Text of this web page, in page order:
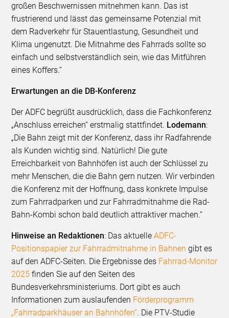
großen Beschwernissen mitnehmen kann. Das ist
frustrierend und lässt das gemeinsame Potenzial mit
dem Radverkehr für Stauentlastung, Gesundheit und
Klima ungenutzt. Die Mitnahme des Fahrrads sollte so
einfach und selbstverständlich sein, wie das Mitführen
eines Koffers.“
Erwartungen an die DB-Konferenz
Der ADFC begrüßt ausdrücklich, dass die Fachkonferenz
„Anschluss erreichen“ erstmalig stattfindet. Lodemann:
„Die Bahn zeigt mit der Konferenz, dass ihr Radfahrende
als Kunden wichtig sind. Natürlich! Die gute
Erreichbarkeit von Bahnhöfen ist auch der Schlüssel zu
mehr Menschen, die die Bahn gern nutzen. Wir verbinden
die Konferenz mit der Hoffnung, dass konkrete Impulse
zum Fahrradparken und zur Fahrradmitnahme die Rad-
Bahn-Kombi schon bald deutlich attraktiver machen.“
Hinweise an Redaktionen: Das aktuelleADFC-
Positionspapier zur Fahrradmitnahme in Bahnen gibt es
auf den ADFC-Seiten. Die Ergebnisse des Fahrrad-Monitor
2025 finden Sie auf den Seiten des
Bundesverkehrsministeriums. Dort gibt es auch
Informationen zum auslaufenden Förderprogramm
„Fahrradparkhäuser an Bahnhöfen“. Die PTV-Studie